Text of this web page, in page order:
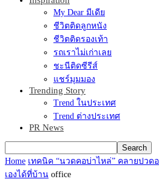
My Dear มีเดีย
ชีวิตติดลูกหนัง
ชีวิตติดรองเท้า
รถเราไม่เก่าเลย
ชะนีติดซีรีส์
แชร์มุมมอง
Trending Story
Trend ในประเทศ
Trend ต่างประเทศ
PR News
Home เทคนิค “นวดคอบ่าไหล่” คลายปว
เองได้ที่บ้าน office